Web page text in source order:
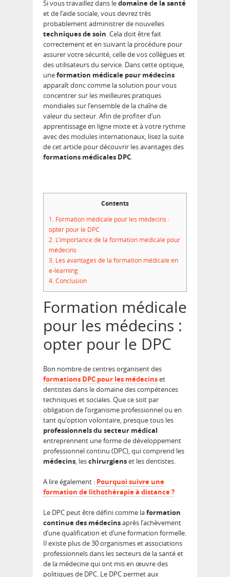
Si vous travaillez dans ledomaine de la santé
et de l’aide sociale, vous devrez très
probablement administrer de nouvelles
techniques de soin. Cela doit être fait
correctement et en suivant la procédure pour
assurer votre sécurité, celle de vos collègues et
des utilisateurs du service. Dans cette optique,
uneformation médicale pour médecins
apparaît donc comme la solution pour vous
concentrer sur les meilleures pratiques
mondiales sur l’ensemble de la chaîne de
valeur du secteur. Afin de profiter d’un
apprentissage en ligne mixte et à votre rythme
avec des modules internationaux, lisez la suite
de cet article pour découvrir les avantages des
formations médicales DPC.
Contents
1. Formation médicale pour les médecins :
opter pour le DPC
2. L’importance de la formation médicale pour
médecins
3. Les avantages de la formation médicale en
e-learning
4.Conclusion
Formation médicale
pour les médecins :
opter pour le DPC
Bon nombre de centres organisent des
formations DPC pour les médecinset
dentistes dans le domaine des compétences
techniques et sociales. Que ce soit par
obligation de l’organisme professionnel ou en
tant qu’option volontaire, presque tous les
professionnels du secteur médical
entreprennent une forme de développement
professionnel continu (DPC), qui comprend les
médecins, leschirurgienset les dentistes.
A lire également : Pourquoi suivre une
formation de lithothérapie à distance ?
Le DPC peut être défini comme laformation
continue des médecinsaprès l’achèvement
d’une qualification et d’une formation formelle.
Il existe plus de 30 organismes et associations
professionnels dans les secteurs de la santé et
de la médecine qui ont mis en œuvre des
politiques de DPC. Le DPC permet aux